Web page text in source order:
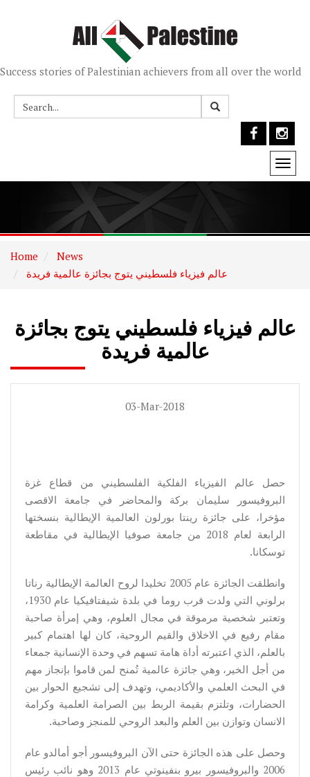
Success stories of Palestinian achievers from all over the world
Home
News
عالم فيزياء فلسطيني يتوج بجائزة عالمية فريدة
عالم فيزياء فلسطيني يتوج بجائزة
عالمية فريدة
03-Mar-2018
حصل عالم الفيزياء الفلكية الفلسطيني من قطاع غزة
البروفيسور سليمان بركة والمحاضر في جامعة الاقصى
مؤخرا، على جائزة رينتا بورلون العالمية الإيطالية بنسختها
الرابعة لعام 2018 من جامعة صوفيا الإيطالية في مقاطعة
توسكانا.
وانطلقت الجائزة عام 2005 تخليدا لروح العالمة الإيطالية رناتا
برلوني التي ولدت قرب روما في بلدة شيفتافيكيا عام 1930،
وتعتبر شخصية مرموقة في مجال العلوم، وهي إمرأة صاحبة
مقام رفيع في الاخلاق والقيم الروحية، كان لها اهتمام كبير
بالعلم، الذي اعتبرته أداة هامة تسهم في وحدة الإنسانية جمعاء
من أجل الخير، وهي جائزة عالمية تُمنح لمن قاموا بإنجاز مهم
في البحث العلمي والأكاديمي، وتهدف إلى تشجيع الحوار بين
الحضارات، وتلتزم بقيمة الربط بين الصرامة العلمية وكرامة
الانسان وتوازن بين العلم والبعد الروحي للمنجز وصاحبة.
وحصل على هذه الجائزة حتى الآن البروفيسور أجو أمالدو عام
2006 والبروفيسور بيرو بنفينوتي عام 2013 وهو نائب رئيس